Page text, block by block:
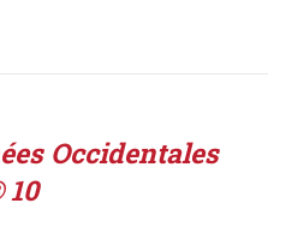
Occidentales
10